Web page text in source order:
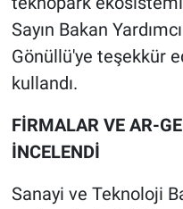
Sayın Bakan
Gönüllü'ye teşekkür
kullandı.
FİRMALAR VE AR-
İNCELENDİ
Sanayi ve Teknoloji